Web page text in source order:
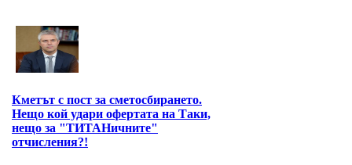
Кметът с пост за сметосбирането.
Нещо кой удари офертата на Таки,
нещо за "ТИТАНичните"
отчисления?!